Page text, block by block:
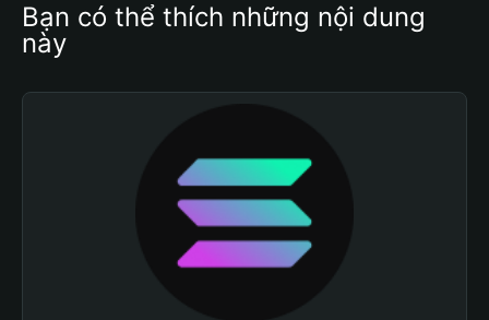
Bạn có thể thích những nội dung
này